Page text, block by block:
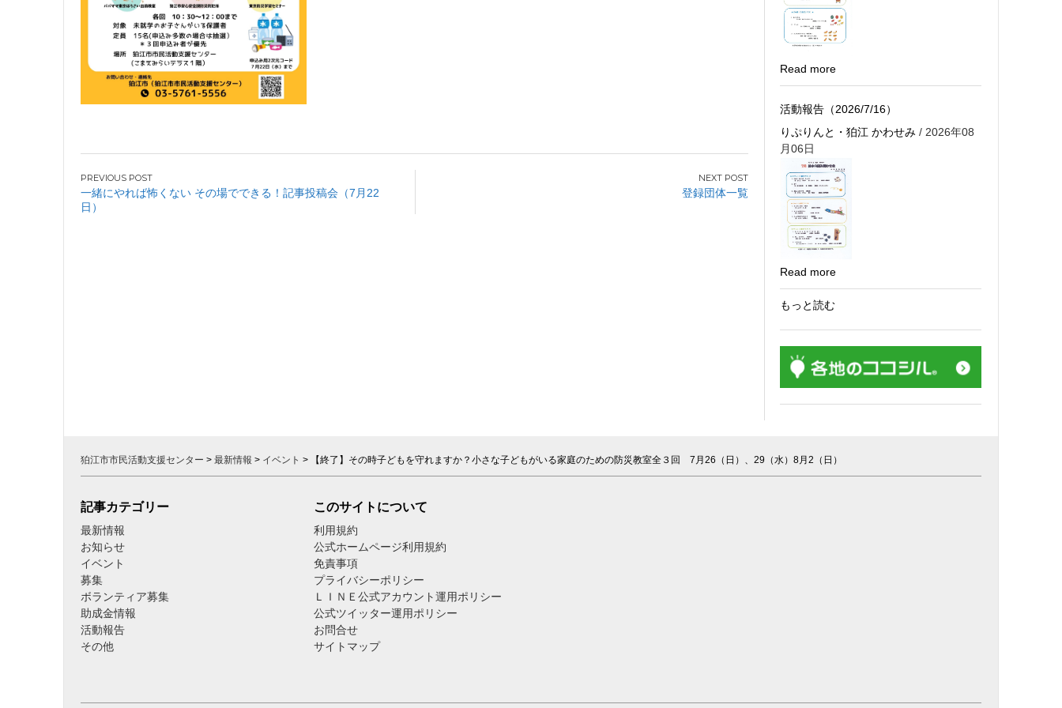
投
稿
一緒にやれば怖くない その場でできる！記事投稿会（7月22
日）
登録団体一覧
Read more
活動報告（2026/7/16）
りぷりんと・狛江 かわせみ / 2026年08
月06日
Read more
もっと読む
狛江市市民活動支援センター > 最新情報 > イベント > 【終了】その時子どもを守れますか？小さな子どもがいる家庭のための防災教室全３回 7月26（日）、29（水）8月2（日）
記事カテゴリー
最新情報
お知らせ
イベント
募集
ボランティア募集
助成金情報
活動報告
その他
このサイトについて
利用規約
公式ホームページ利用規約
免責事項
プライバシーポリシー
ＬＩＮＥ公式アカウント運用ポリシー
公式ツイッター運用ポリシー
お問合せ
サイトマップ